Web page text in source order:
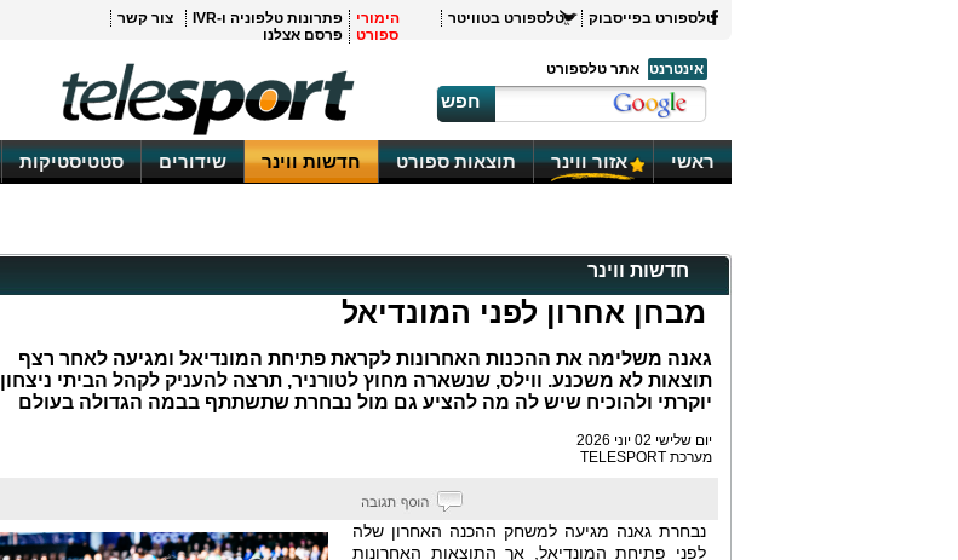
טלספורט בפייסבוק טלספורט בטוויטר
הימורי
ספורט
פתרונות טלפוניה ו-IVR
צור קשר
פרסם אצלנו
אינטרנט
אתר טלספורט
חפש
ראשי אזור ווינר תוצאות ספורט חדשות ווינר שידורים סטטיסטיקות
חדשות ווינר
מבחן אחרון לפני המונדיאל
גאנה משלימה את ההכנות האחרונות לקראת פתיחת המונדיאל ומגיעה לאחר רצף
תוצאות לא משכנע. ווילס, שנשארה מחוץ לטורניר, תרצה להעניק לקהל הביתי ניצחון
יוקרתי ולהוכיח שיש לה מה להציע גם מול נבחרת שתשתתף בבמה הגדולה בעולם
יום שלישי 02 יוני 2026
מערכת TELESPORT
נבחרת גאנה מגיעה למשחק ההכנה האחרון שלה
לפני פתיחת המונדיאל, אך התוצאות האחרונות